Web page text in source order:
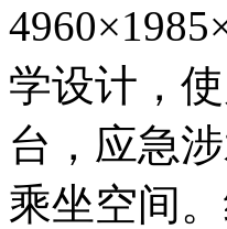
学设计，
台，应急
乘坐空间